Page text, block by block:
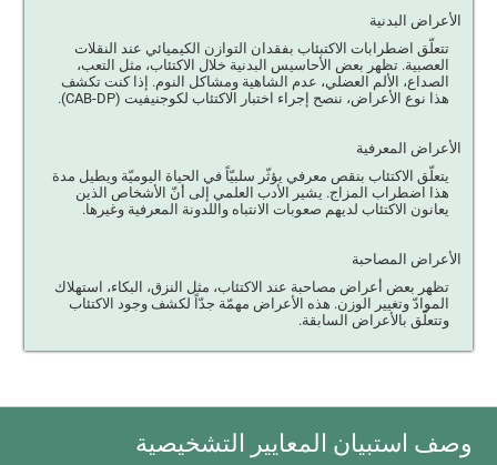
الأعراض البدنية
تتعلّق اضطرابات الاكتبئاب بفقدان التوازن الكيميائي عند النقلات
العصبية. تظهر بعض الأحاسيس البدنية خلال الاكتئاب، مثل التعب،
الصداع، الألم العضلي، عدم الشاهية ومشاكل النوم. إذا كنت تكشف
هذا نوع الأعراض، ننصح إجراء اختبار الاكتئاب لكوجنيفيت (CAB-DP).
الأعراض المعرفية
يتعلّق الاكتئاب بنقص معرفي يؤثّر سلبيّاً في الحياة اليوميّة ويطيل مدة
هذا اضطراب المزاج. يشير الأدب العلمي إلى أنّ الأشخاص الذين
يعانون الاكتئاب لديهم صعوبات الانتباه واللدونة المعرفية وغيرها.
الأعراض المصاحبة
تظهر بعض أعراض مصاحبة عند الاكتئاب، مثل النزق، البكاء، استهلاك
الموادّ وتغيير الوزن. هذه الأعراض مهمّة جدّاً لكشف وجود الاكتئاب
وتتعلّق بالأعراض السابقة.
وصف استبيان المعايير التشخيصية